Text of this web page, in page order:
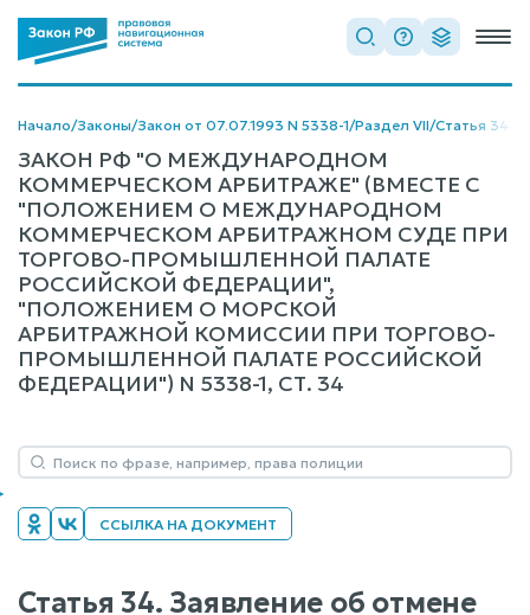
Начало/Законы/Закон от 07.07.1993 N 5338-1/Раздел VII/Статья 34
ЗАКОН РФ "О МЕЖДУНАРОДНОМ
КОММЕРЧЕСКОМ АРБИТРАЖЕ" (ВМЕСТЕ С
"ПОЛОЖЕНИЕМ О МЕЖДУНАРОДНОМ
КОММЕРЧЕСКОМ АРБИТРАЖНОМ СУДЕ ПРИ
ТОРГОВО-ПРОМЫШЛЕННОЙ ПАЛАТЕ
РОССИЙСКОЙ ФЕДЕРАЦИИ",
"ПОЛОЖЕНИЕМ О МОРСКОЙ
АРБИТРАЖНОЙ КОМИССИИ ПРИ ТОРГОВО-
ПРОМЫШЛЕННОЙ ПАЛАТЕ РОССИЙСКОЙ
ФЕДЕРАЦИИ") N 5338-1, СТ. 34
ССЫЛКА НА ДОКУМЕНТ
Статья 34. Заявление об отмене